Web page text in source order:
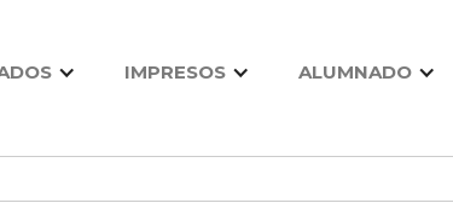
IMPRESOS ALUMNADO